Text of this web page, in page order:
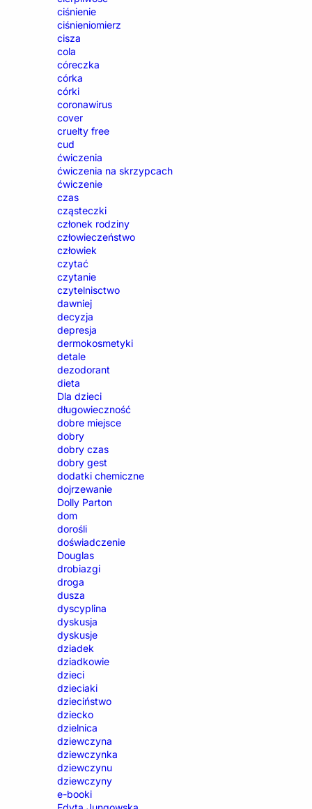
ciśnienie
ciśnieniomierz
cisza
cola
córeczka
córka
córki
coronawirus
cover
cruelty free
cud
ćwiczenia
ćwiczenia na skrzypcach
ćwiczenie
czas
cząsteczki
członek rodziny
człowieczeństwo
człowiek
czytać
czytanie
czytelnisctwo
dawniej
decyzja
depresja
dermokosmetyki
detale
dezodorant
dieta
Dla dzieci
długowieczność
dobre miejsce
dobry
dobry czas
dobry gest
dodatki chemiczne
dojrzewanie
Dolly Parton
dom
dorośli
doświadczenie
Douglas
drobiazgi
droga
dusza
dyscyplina
dyskusja
dyskusje
dziadek
dziadkowie
dzieci
dzieciaki
dzieciństwo
dziecko
dzielnica
dziewczyna
dziewczynka
dziewczynu
dziewczyny
e-booki